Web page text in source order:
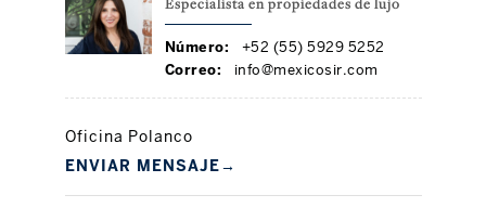
Número:
+52 (55) 5929 5252
Correo:
info@mexicosir.com
Oficina Polanco
ENVIAR MENSAJE→